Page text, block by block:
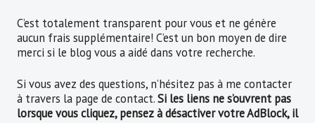
C’est totalement transparent pour vous et ne génère
aucun frais supplémentaire! C’est un bon moyen de dire
merci si le blog vous a aidé dans votre recherche.
Si vous avez des questions, n’hésitez pas à me contacter
à travers la page de contact.Si les liens ne s’ouvrent pas
lorsque vous cliquez, pensez à désactiver votre AdBlock, il